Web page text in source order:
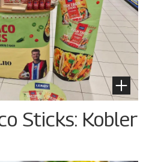
Sticks: Kobler